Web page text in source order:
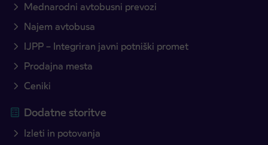
Mednarodni avtobusni prevozi
Najem avtobusa
IJPP – Integriran javni potniški promet
Prodajna mesta
Ceniki
Dodatne storitve
Izleti in potovanja